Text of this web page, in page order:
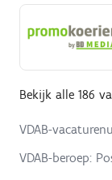
Bekijk alle 186
VDAB-
VDAB-beroep: